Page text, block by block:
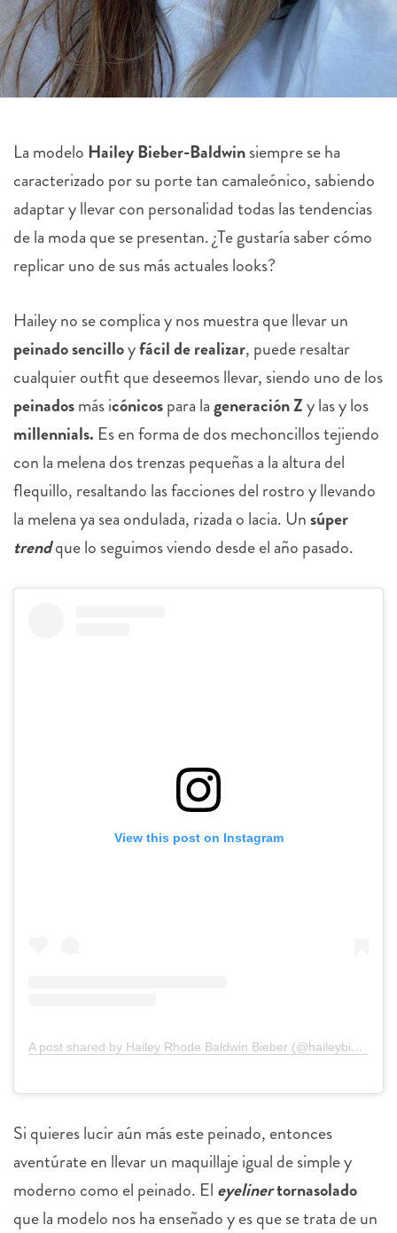
La modelo Hailey Bieber-Baldwinsiempre se ha
caracterizado por su porte tan camaleónico, sabiendo
adaptar y llevar con personalidad todas las tendencias
de la moda que se presentan. ¿Te gustaría saber cómo
replicar uno de sus más actuales looks?
Hailey no se complica y nos muestra que llevar un
peinado sencilloyfácil de realizar, puede resaltar
cualquier outfit que deseemos llevar, siendo uno de los
peinadosmás icónicospara lageneración Zy las y los
millennials. Es en forma de dos mechoncillos tejiendo
con la melena dos trenzas pequeñas a la altura del
flequillo, resaltando las facciones del rostro y llevando
la melena ya sea ondulada, rizada o lacia. Unsúper
trendque lo seguimos viendo desde el año pasado.
View this post on Instagram
A post shared by Hailey Rhode Baldwin Bieber (@haileybieber)
Si quieres lucir aún más este peinado, entonces
aventúrate en llevar un maquillaje igual de simple y
moderno como el peinado. El eyelinertornasolado
que la modelo nos ha enseñado y es que se trata de un